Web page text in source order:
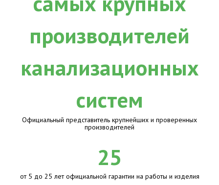
Официальный представитель крупнейших и проверенных
производителей
25
от 5 до 25 лет официальной гарантии на работы и изделия